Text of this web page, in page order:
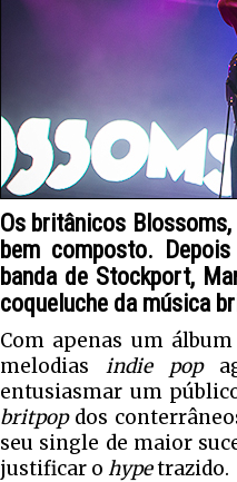
Os britânicos
bem composto.
banda de Stockport,
coqueluche da música
Com apenas um
melodiasindie pop
entusiasmar um
britpopdos
seu single de maior
justificar o hypetrazido.